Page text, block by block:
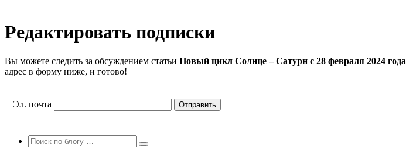
Редактировать подписки
Вы можете следить за обсуждением статьи Новый цикл Солнце – Сатурн с 28 февраля 2024 года
адрес в форму ниже, и готово!
Эл. почта